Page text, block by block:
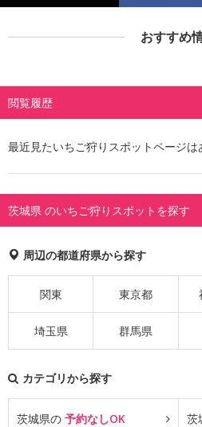
おすすめ
閲覧履歴
最近見たいちご狩りスポットページは
茨城県 のいちご狩りスポットを探す
周辺の都道府県から探す
関東 東京都
埼玉県 群馬県
カテゴリから探す
茨城県の 予約なしOK 茨